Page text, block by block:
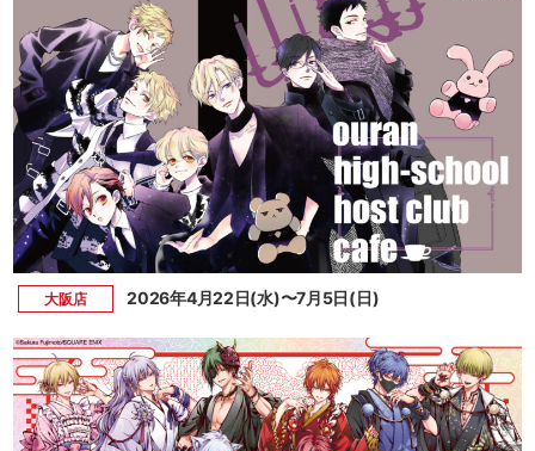
大阪店 2026年4月22日(水)〜7月5日(日)